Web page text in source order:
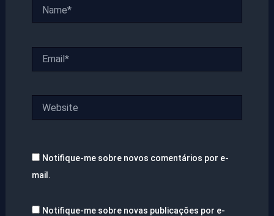
Notifique-me sobre novos comentários por e-
mail.
Notifique-me sobre novas publicações por e-